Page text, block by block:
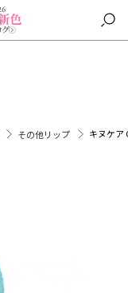
その他リップ キヌケア